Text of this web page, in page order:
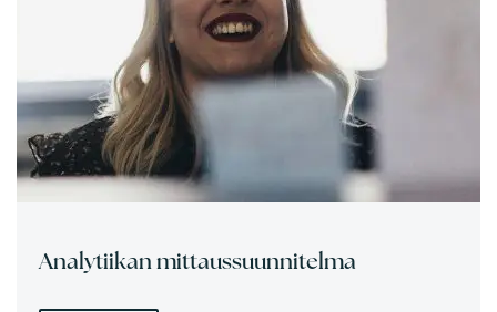
Analytiikan mittaussuunnitelma